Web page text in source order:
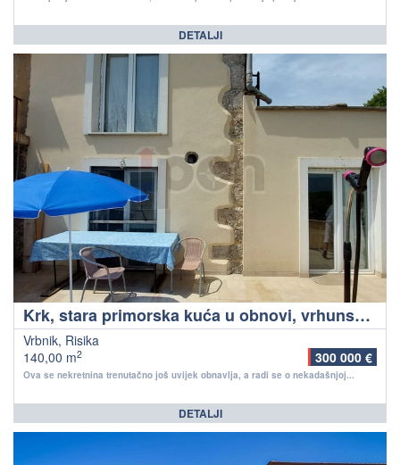
DETALJI
Krk, stara primorska kuća u obnovi, vrhunski pogled na more!
Vrbnik, Risika
140,00 m2 300 000 €
Ova se nekretnina trenutačno još uvijek obnavlja, a radi se o nekadašnjoj...
DETALJI